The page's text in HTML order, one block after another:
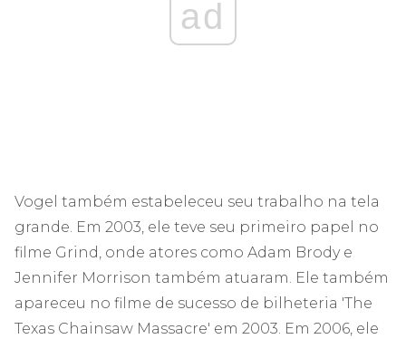
ad
Vogel também estabeleceu seu trabalho na tela
grande. Em 2003, ele teve seu primeiro papel no
filme Grind, onde atores como Adam Brody e
Jennifer Morrison também atuaram. Ele também
apareceu no filme de sucesso de bilheteria 'The
Texas Chainsaw Massacre' em 2003. Em 2006, ele